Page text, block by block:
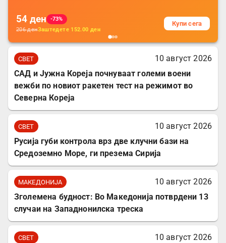
54 ден
-73%
206денЗаштедете 152.00 ден
Купи сега
СВЕТ
10 август 2026
САД и Јужна Кореја почнуваат големи воени
вежби по новиот ракетен тест на режимот во
Северна Кореја
СВЕТ
10 август 2026
Русија губи контрола врз две клучни бази на
Средоземно Море, ги презема Сирија
МАКЕДОНИЈА
10 август 2026
Зголемена будност: Во Македонија потврдени 13
случаи на Западнонилска треска
СВЕТ
10 август 2026